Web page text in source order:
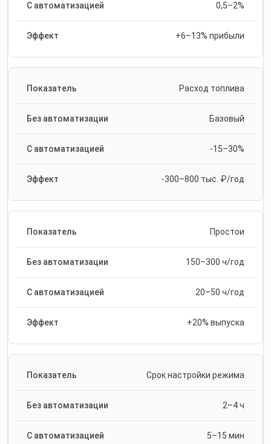
0,5–2%
+6–13% прибыли
Расход топлива
Базовый
-15–30%
-300–800 тыс. ₽/год
Простои
150–300 ч/год
20–50 ч/год
+20% выпуска
Срок настройки режима
2–4 ч
5–15 мин